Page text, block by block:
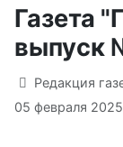
Газета
выпуск
Информация
Редакция
05 февраля 2025